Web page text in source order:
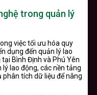
trong quản lý
việc tối ưu hóa quy
dụng đến quản lý lao
Bình Định và Phú Yên
lao động, các nền tảng
tích dữ liệu để nâng